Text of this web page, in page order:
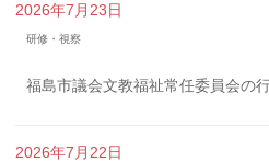
2026年7月23日
研修・視察
福島市議会文教福祉常任委員会の
2026年7月22日